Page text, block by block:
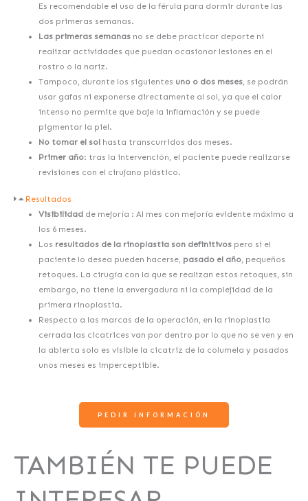
Es recomendable el uso de la férula para dormir durante las
dos primeras semanas.
Las primeras semanasno se debe practicar deporte ni
realizar actividades que puedan ocasionar lesiones en el
rostro o la nariz.
Tampoco, durante los siguientes uno o dos meses, se podrán
usar gafas ni exponerse directamente al sol, ya que el calor
intenso no permite que baje la inflamación y se puede
pigmentar la piel.
No tomar el solhasta transcurridos dos meses.
Primer año: tras la intervención, el paciente puede realizarse
revisiones con el cirujano plástico.
Resultados
Visibilidad de mejoría : Al mes con mejoría evidente máximo a
los 6 meses.
Los resultados de la rinoplastia son definitivos pero si el
paciente lo desea pueden hacerse, pasado el año, pequeños
retoques. La cirugía con la que se realizan estos retoques, sin
embargo, no tiene la envergadura ni la complejidad de la
primera rinoplastia.
Respecto a las marcas de la operación, en la rinoplastia
cerrada las cicatrices van por dentro por lo que no se ven y en
la abierta solo es visible la cicatriz de la columela y pasados
unos meses es imperceptible.
PEDIR INFORMACIÓN
TAMBIÉN TE PUEDE